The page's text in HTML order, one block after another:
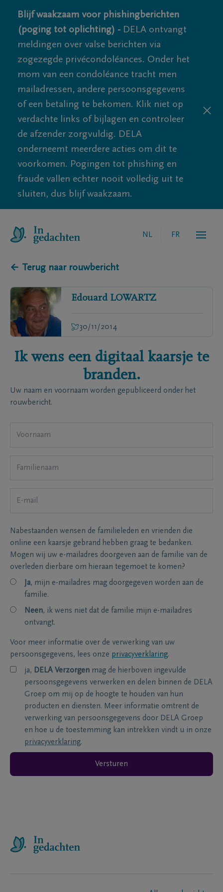
Blijf waakzaam voor phishingberichten
(poging tot oplichting) - DELA ontvangt
meldingen over valse berichten via
zogezegde privécondoléances. Onder het
mom van een condoléance tracht men
mailadressen, andere persoonsgegevens
of een betaling te bekomen. Klik niet op
verdachte links of bijlagen en controleer
de afzender zorgvuldig. DELA
onderneemt meerdere acties om dit te
voorkomen. Pogingen tot phishing en
fraude vallen echter nooit volledig uit te
sluiten, dus blijf waakzaam.
NL FR
← Terug naar rouwbericht
Edouard LOWARTZ
30/11/2014
Ik wens een digitaal kaarsje te
branden.
Uw naam en voornaam worden gepubliceerd onder het
rouwbericht.
Nabestaanden wensen de familieleden en vrienden die
online een kaarsje gebrand hebben graag te bedanken.
Mogen wij uw e-mailadres doorgeven aan de familie van de
overleden dierbare om hieraan tegemoet te komen?
Ja, mijn e-mailadres mag doorgegeven worden aan de
familie.
Neen, ik wens niet dat de familie mijn e-mailadres
ontvangt.
Voor meer informatie over de verwerking van uw
persoonsgegevens, lees onze privacyverklaring.
ja, DELA Verzorgen mag de hierboven ingevulde
persoonsgegevens verwerken en delen binnen de DELA
Groep om mij op de hoogte te houden van hun
producten en diensten. Meer informatie omtrent de
verwerking van persoonsgegevens door DELA Groep
en hoe u de toestemming kan intrekken vindt u in onze
privacyverklaring.
Versturen